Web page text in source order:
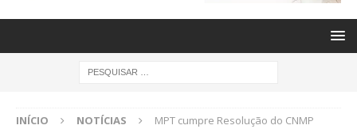
INÍCIO NOTÍCIAS
MPT cumpre Resolução do CNMP